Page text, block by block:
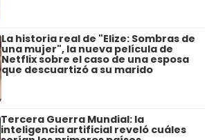
La historia real de "Elize: Sombras de
una mujer", la nueva película de
Netflix sobre el caso de una esposa
que descuartizó a su marido
Tercera Guerra Mundial: la
inteligencia artificial reveló cuáles